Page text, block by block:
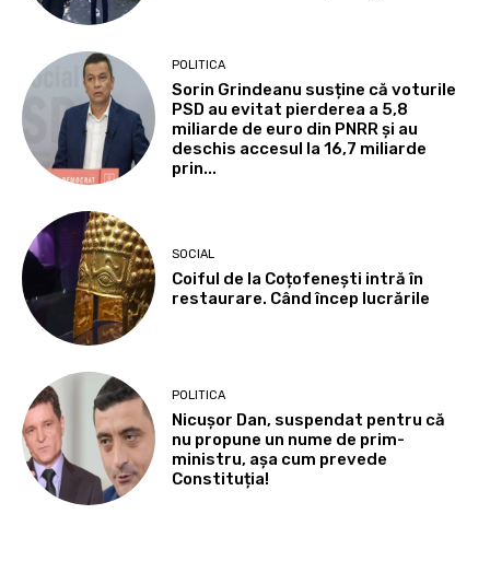
POLITICA
Sorin Grindeanu susține că voturile
PSD au evitat pierderea a 5,8
miliarde de euro din PNRR și au
deschis accesul la 16,7 miliarde
prin...
SOCIAL
Coiful de la Coțofenești intră în
restaurare. Când încep lucrările
POLITICA
Nicușor Dan, suspendat pentru că
nu propune un nume de prim-
ministru, așa cum prevede
Constituția!